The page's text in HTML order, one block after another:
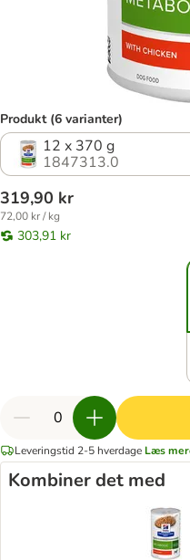
Produkt (6 varianter)
12 x 370 g
1847313.0
319,90 kr
72,00 kr / kg
303,91 kr
Leveringstid 2-5 hverdage Læs
Kombiner det med